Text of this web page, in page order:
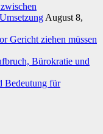
August 8,
Gericht ziehen müssen
Bürokratie und
Bedeutung für